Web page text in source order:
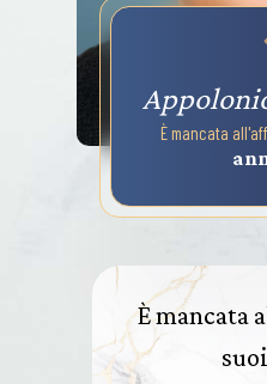
È mancata
È mancata